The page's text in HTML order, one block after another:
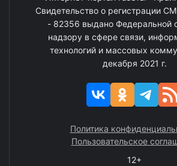
Свидетельство о регистрации
- 82356 выдано Федеральной
надзору в сфере связи,
технологий и массовых
декабря 2021 г.
Политика
Пользовательское
12+